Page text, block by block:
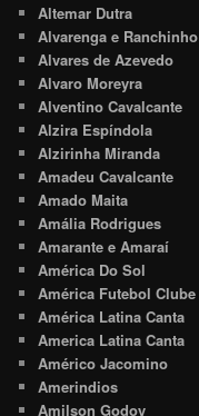
Altemar Dutra
Alvarenga e Ranchinho
Alvares de Azevedo
Alvaro Moreyra
Alventino Cavalcante
Alzira Espíndola
Alzirinha Miranda
Amadeu Cavalcante
Amado Maita
Amália Rodrigues
Amarante e Amaraí
América Do Sol
América Futebol Clube
América Latina Canta
America Latina Canta
Américo Jacomino
Amerindios
Amilson Godoy